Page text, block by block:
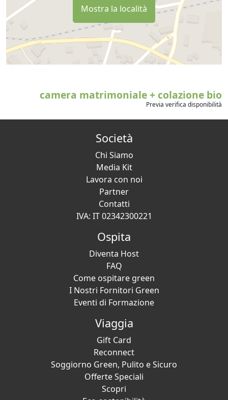
Mostra la località
camera matrimoniale + colazione bio
Previa verifica disponibilità
Società
Chi Siamo
Media Kit
Lavora con noi
Partner
Contatti
IVA: IT 02342300221
Ospita
Diventa Host
FAQ
Come ospitare green
I Nostri Fornitori Green
Eventi di Formazione
Viaggia
Gift Card
Reconnect
Soggiorno Green, Pulito e Sicuro
Offerte Speciali
Scopri